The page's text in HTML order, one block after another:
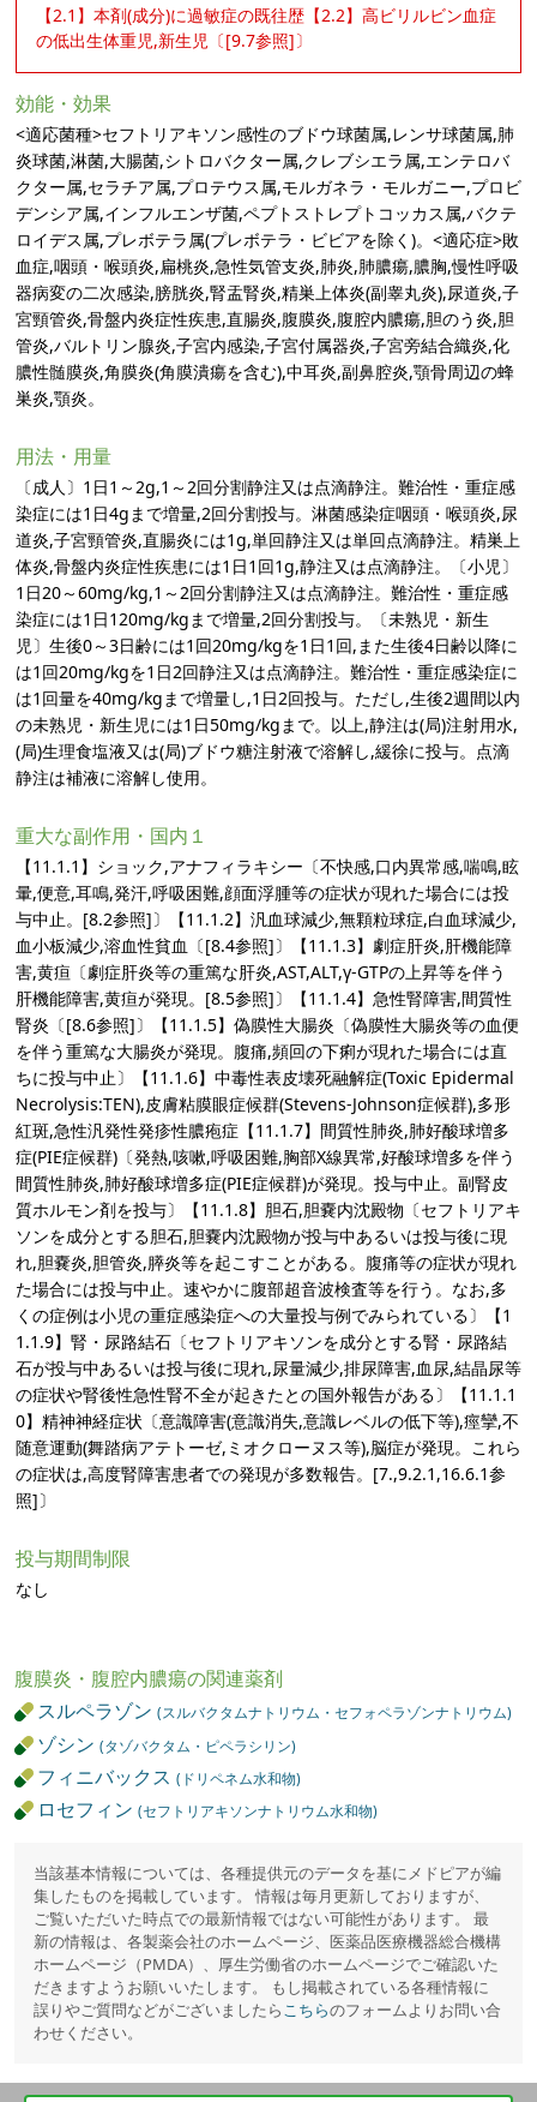
【2.1】本剤(成分)に過敏症の既往歴【2.2】高ビリルビン血症
の低出生体重児,新生児〔[9.7参照]〕
効能・効果
<適応菌種>セフトリアキソン感性のブドウ球菌属,レンサ球菌属,肺
炎球菌,淋菌,大腸菌,シトロバクター属,クレブシエラ属,エンテロバ
クター属,セラチア属,プロテウス属,モルガネラ・モルガニー,プロビ
デンシア属,インフルエンザ菌,ペプトストレプトコッカス属,バクテ
ロイデス属,プレボテラ属(プレボテラ・ビビアを除く)。<適応症>敗
血症,咽頭・喉頭炎,扁桃炎,急性気管支炎,肺炎,肺膿瘍,膿胸,慢性呼吸
器病変の二次感染,膀胱炎,腎盂腎炎,精巣上体炎(副睾丸炎),尿道炎,子
宮頸管炎,骨盤内炎症性疾患,直腸炎,腹膜炎,腹腔内膿瘍,胆のう炎,胆
管炎,バルトリン腺炎,子宮内感染,子宮付属器炎,子宮旁結合織炎,化
膿性髄膜炎,角膜炎(角膜潰瘍を含む),中耳炎,副鼻腔炎,顎骨周辺の蜂
巣炎,顎炎。
用法・用量
〔成人〕1日1～2g,1～2回分割静注又は点滴静注。難治性・重症感
染症には1日4gまで増量,2回分割投与。淋菌感染症咽頭・喉頭炎,尿
道炎,子宮頸管炎,直腸炎には1g,単回静注又は単回点滴静注。精巣上
体炎,骨盤内炎症性疾患には1日1回1g,静注又は点滴静注。〔小児〕
1日20～60mg/kg,1～2回分割静注又は点滴静注。難治性・重症感
染症には1日120mg/kgまで増量,2回分割投与。〔未熟児・新生
児〕生後0～3日齢には1回20mg/kgを1日1回,また生後4日齢以降に
は1回20mg/kgを1日2回静注又は点滴静注。難治性・重症感染症に
は1回量を40mg/kgまで増量し,1日2回投与。ただし,生後2週間以内
の未熟児・新生児には1日50mg/kgまで。以上,静注は(局)注射用水,
(局)生理食塩液又は(局)ブドウ糖注射液で溶解し,緩徐に投与。点滴
静注は補液に溶解し使用。
重大な副作用・国内１
【11.1.1】ショック,アナフィラキシー〔不快感,口内異常感,喘鳴,眩
暈,便意,耳鳴,発汗,呼吸困難,顔面浮腫等の症状が現れた場合には投
与中止。[8.2参照]〕【11.1.2】汎血球減少,無顆粒球症,白血球減少,
血小板減少,溶血性貧血〔[8.4参照]〕【11.1.3】劇症肝炎,肝機能障
害,黄疸〔劇症肝炎等の重篤な肝炎,AST,ALT,γ-GTPの上昇等を伴う
肝機能障害,黄疸が発現。[8.5参照]〕【11.1.4】急性腎障害,間質性
腎炎〔[8.6参照]〕【11.1.5】偽膜性大腸炎〔偽膜性大腸炎等の血便
を伴う重篤な大腸炎が発現。腹痛,頻回の下痢が現れた場合には直
ちに投与中止〕【11.1.6】中毒性表皮壊死融解症(Toxic Epidermal
Necrolysis:TEN),皮膚粘膜眼症候群(Stevens-Johnson症候群),多形
紅斑,急性汎発性発疹性膿疱症【11.1.7】間質性肺炎,肺好酸球増多
症(PIE症候群)〔発熱,咳嗽,呼吸困難,胸部X線異常,好酸球増多を伴う
間質性肺炎,肺好酸球増多症(PIE症候群)が発現。投与中止。副腎皮
質ホルモン剤を投与〕【11.1.8】胆石,胆嚢内沈殿物〔セフトリアキ
ソンを成分とする胆石,胆嚢内沈殿物が投与中あるいは投与後に現
れ,胆嚢炎,胆管炎,膵炎等を起こすことがある。腹痛等の症状が現れ
た場合には投与中止。速やかに腹部超音波検査等を行う。なお,多
くの症例は小児の重症感染症への大量投与例でみられている〕【1
1.1.9】腎・尿路結石〔セフトリアキソンを成分とする腎・尿路結
石が投与中あるいは投与後に現れ,尿量減少,排尿障害,血尿,結晶尿等
の症状や腎後性急性腎不全が起きたとの国外報告がある〕【11.1.1
0】精神神経症状〔意識障害(意識消失,意識レベルの低下等),痙攣,不
随意運動(舞踏病アテトーゼ,ミオクローヌス等),脳症が発現。これら
の症状は,高度腎障害患者での発現が多数報告。[7.,9.2.1,16.6.1参
照]〕
投与期間制限
なし
腹膜炎・腹腔内膿瘍の関連薬剤
スルペラゾン(スルバクタムナトリウム・セフォペラゾンナトリウム)
ゾシン(タゾバクタム・ピペラシリン)
フィニバックス(ドリペネム水和物)
ロセフィン(セフトリアキソンナトリウム水和物)
当該基本情報については、各種提供元のデータを基にメドピアが編
集したものを掲載しています。 情報は毎月更新しておりますが、
ご覧いただいた時点での最新情報ではない可能性があります。 最
新の情報は、各製薬会社のホームページ、医薬品医療機器総合機構
ホームページ（PMDA）、厚生労働省のホームページでご確認いた
だきますようお願いいたします。 もし掲載されている各種情報に
誤りやご質問などがございましたらこちらのフォームよりお問い合
わせください。